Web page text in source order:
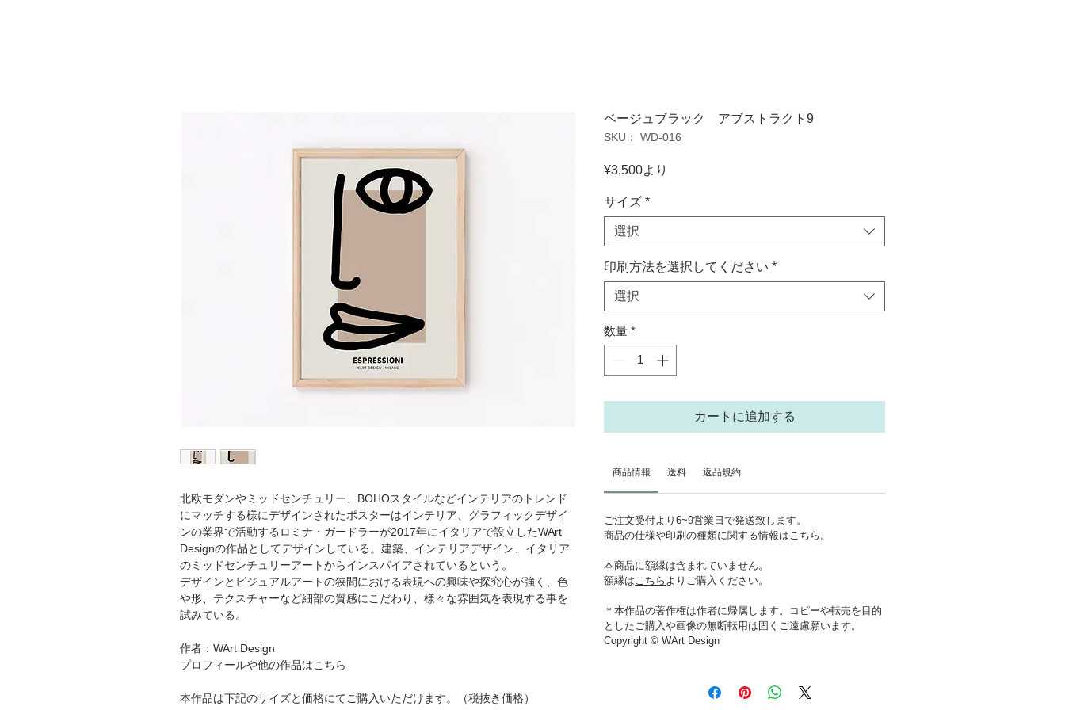
北欧モダンやミッドセンチュリー、BOHOスタイルなどインテリアのトレンド
にマッチする様にデザインされたポスターはインテリア、グラフィックデザイ
ンの業界で活動するロミナ・ガードラーが2017年にイタリアで設立したWArt
Designの作品としてデザインしている。建築、インテリアデザイン、イタリア
のミッドセンチュリーアートからインスパイアされているという。
デザインとビジュアルアートの狭間における表現への興味や探究心が強く、色
や形、テクスチャーなど細部の質感にこだわり、様々な雰囲気を表現する事を
試みている。
作者：WArt Design
プロフィールや他の作品はこちら
本作品は下記のサイズと価格にてご購入いただけます。（税抜き価格）
ベージュブラック アブストラクト9
SKU： WD-016
¥3,500より
価
サイズ *
選択
印刷方法を選択してください *
選択
数量 *
カートに追加する
商品情報 送料 返品規約
ご注文受付より6~9営業日で発送致します。
商品の仕様や印刷の種類に関する情報は こちら 。
本商品に額縁は含まれていません。
額縁は こちら よりご購入ください。
＊本作品の著作権は作者に帰属します。コピーや転売を目的
としたご購入や画像の無断転用は固くご遠慮願います。
Copyright © WArt Design